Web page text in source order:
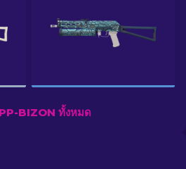
BIZON ทั้งหมด